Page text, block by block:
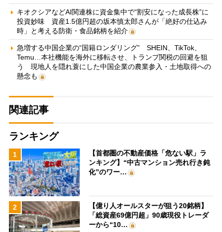
キオクシアなどAI関連株に資金集中で“割安になった成長株”に
投資妙味 資産1.5億円超の坂本慎太郎さんが「絶好の仕込み
時」と考える防衛・食品銘柄を紹介
急増する中国企業の“国籍ロンダリング” SHEIN、TikTok、
Temu…本社機能を海外に移転させ、トランプ関税の回避を狙
う 現地人を隠れ蓑にした中国企業の農業参入・土地取得への
懸念も
関連記事
ランキング
1
【首都圏の不動産価格「危ない駅」ラ
ンキング】“中古マンション売れ行き鈍
化”のワー…
2
【億り人オールスターが狙う20銘柄】
「総資産69億円超」90歳現役トレーダ
ーから“10…